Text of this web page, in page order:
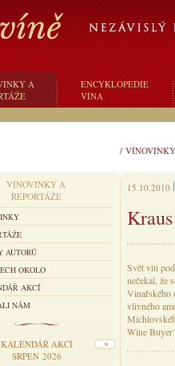
A
ENCYKLOPEDIE
VÍNA
/
VÍNOVINKY A
REPORTÁŽE
AUTORŮ
OKOLO
AKCÍ
NÁM
KALENDÁŘ AKCÍ
SRPEN 2026
15.10.2010
Svět vín
nečekal, že
Vinařského
vlivného
Wine